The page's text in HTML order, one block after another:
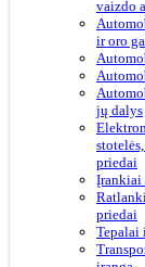
vaizdo
ir oro
jų dalys
priedai
Įrankiai
priedai
Tepalai